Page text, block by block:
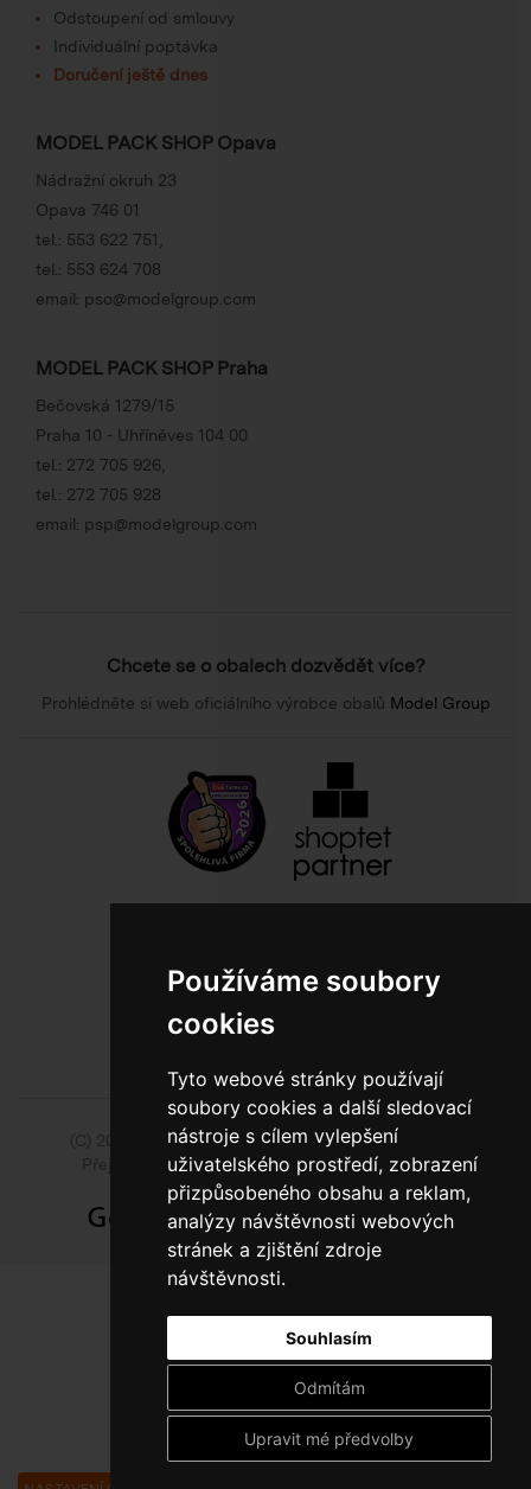
Používáme soubory
cookies
Tyto webové stránky používají
soubory cookies a další sledovací
nástroje s cílem vylepšení
uživatelského prostředí, zobrazení
přizpůsobeného obsahu a reklam,
analýzy návštěvnosti webových
stránek a zjištění zdroje
návštěvnosti.
Souhlasím
Odmítám
Upravit mé předvolby
Odstoupení od smlouvy
Individuální poptávka
Doručení ještě dnes
MODEL PACK SHOP Opava
Nádražní okruh 23
Opava 746 01
tel.: 553 622 751
tel.: 553 624 708
email: pso@modelgroup.com
MODEL PACK SHOP Praha
Bečovská 1279/15
Praha 10 - Uhříněves 104 00
tel.: 272 705 926
tel.: 272 705 928
email: psp@modelgroup.com
Chcete se o obalech dozvědět více?
Prohlédněte si web oficiálního výrobce obalů Model Group
BEZPLATNÁ INFOLINKA
(C) 2014 - 2026 Model Obaly a.s.,ISSA CZECH s.r.o.
Přejít na slovenskou pobočku Model Pack Shop